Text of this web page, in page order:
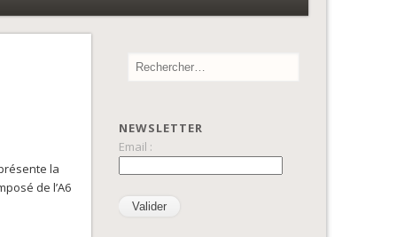
la
de l’A6
NEWSLETTER
Email :